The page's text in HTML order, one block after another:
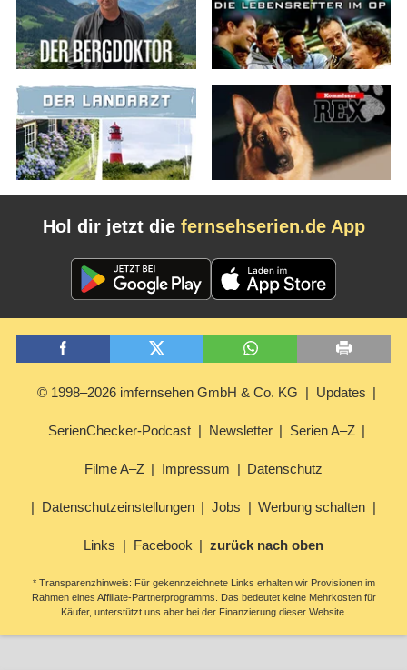
Hol dir jetzt die fernsehserien.de App
© 1998–2026 imfernsehen GmbH & Co. KG Updates
SerienChecker-Podcast Newsletter Serien A–Z
Filme A–Z Impressum Datenschutz
Datenschutzeinstellungen Jobs Werbung schalten
Links Facebook zurück nach oben
* Transparenzhinweis: Für gekennzeichnete Links erhalten wir Provisionen im
Rahmen eines Affiliate-Partnerprogramms. Das bedeutet keine Mehrkosten für
Käufer, unterstützt uns aber bei der Finanzierung dieser Website.